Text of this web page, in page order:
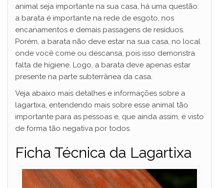
animal seja importante na sua casa, há uma questão:
a barata é importante na rede de esgoto, nos
encanamentos e demais passagens de resíduos.
Porém, a barata não deve estar na sua casa, no local
onde você come ou descansa, pois isso demonstra
falta de higiene. Logo, a barata deve apenas estar
presente na parte subterrânea da casa.
Veja abaixo mais detalhes e informações sobre a
lagartixa, entendendo mais sobre esse animal tão
importante para as pessoas e, que ainda assim, é visto
de forma tão negativa por todos.
Ficha Técnica da Lagartixa